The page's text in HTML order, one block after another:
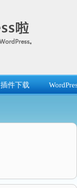
插件下载